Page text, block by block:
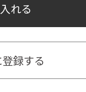
れる
録する